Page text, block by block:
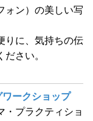
ォン）の美しい写
りに、気持ちの伝
さい。
ークショップ
・プラクティショ